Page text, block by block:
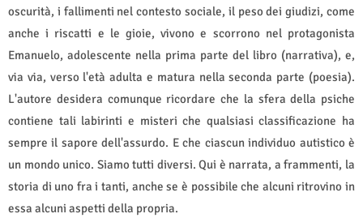
oscurità, i fallimenti nel contesto sociale, il peso dei giudizi, come
anche i riscatti e le gioie, vivono e scorrono nel protagonista
Emanuelo, adolescente nella prima parte del libro (narrativa), e,
via via, verso l'età adulta e matura nella seconda parte (poesia).
L'autore desidera comunque ricordare che la sfera della psiche
contiene tali labirinti e misteri che qualsiasi classificazione ha
sempre il sapore dell'assurdo. E che ciascun individuo autistico è
un mondo unico. Siamo tutti diversi. Qui è narrata, a frammenti, la
storia di uno fra i tanti, anche se è possibile che alcuni ritrovino in
essa alcuni aspetti della propria.